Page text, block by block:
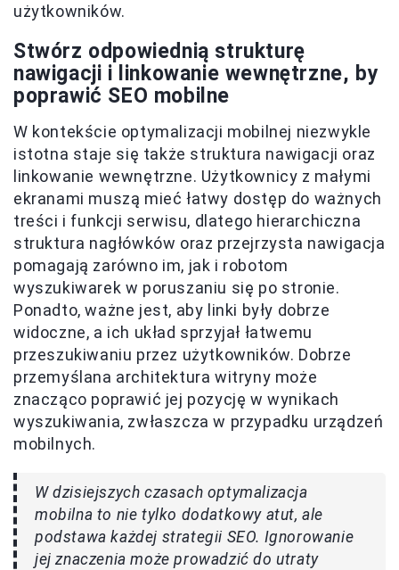
użytkowników.
Stwórz odpowiednią strukturę
nawigacji i linkowanie wewnętrzne, by
poprawić SEO mobilne
W kontekście optymalizacji mobilnej niezwykle
istotna staje się także struktura nawigacji oraz
linkowanie wewnętrzne. Użytkownicy z małymi
ekranami muszą mieć łatwy dostęp do ważnych
treści i funkcji serwisu, dlatego hierarchiczna
struktura nagłówków oraz przejrzysta nawigacja
pomagają zarówno im, jak i robotom
wyszukiwarek w poruszaniu się po stronie.
Ponadto, ważne jest, aby linki były dobrze
widoczne, a ich układ sprzyjał łatwemu
przeszukiwaniu przez użytkowników. Dobrze
przemyślana architektura witryny może
znacząco poprawić jej pozycję w wynikach
wyszukiwania, zwłaszcza w przypadku urządzeń
mobilnych.
W dzisiejszych czasach optymalizacja
mobilna to nie tylko dodatkowy atut, ale
podstawa każdej strategii SEO. Ignorowanie
jej znaczenia może prowadzić do utraty